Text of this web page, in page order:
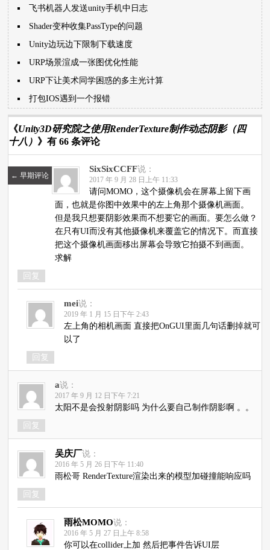
飞书机器人发送unity手机中日志
Shader变种收集PassType的问题
Unity边玩边下限制下载速度
URP场景渲成一张图优化性能
URP下让美术同学困惑的多主光计算
打包IOS遇到一个报错
《Unity3D研究院之使用RenderTexture制作动态阴影（四
十八） 》有 66 条评论
← 早期评论
SixSixCCFF说：
2017 年 9 月 28 日上午 11:33
请问MOMO，这个摄像机会在屏幕上留下画
面，也就是你图中效果中的左上角那个摄像机画面。
但是我只想要阴影效果而不想要它的画面。要怎么做？
在只有UI而没有其他摄像机来覆盖它的情况下。而直接
把这个摄像机画面移出屏幕会导致它拍摄不到画面。
求解
回复
mei说：
2019 年 1 月 15 日下午 2:43
左上角的相机画面 直接把OnGUI里面几句话删掉就可
以了
回复
a说：
2017 年 9 月 12 日下午 7:21
太阳不是会投射阴影吗 为什么要自己制作阴影啊 。。
回复
吴庆厂说：
2016 年 5 月 26 日下午 11:40
雨松哥 RenderTexture渲染出来的模型加碰撞能响应吗
回复
雨松MOMO说：
2016 年 5 月 27 日上午 8:58
你可以在collider上加 然后把事件告诉UI层